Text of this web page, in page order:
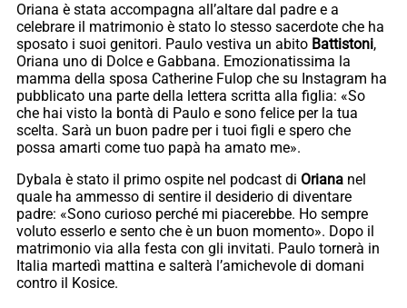
Oriana è stata accompagna all’altare dal padre e a
celebrare il matrimonio è stato lo stesso sacerdote che ha
sposato i suoi genitori. Paulo vestiva un abito Battistoni,
Oriana uno di Dolce e Gabbana. Emozionatissima la
mamma della sposa Catherine Fulop che su Instagram ha
pubblicato una parte della lettera scritta alla figlia: «So
che hai visto la bontà di Paulo e sono felice per la tua
scelta. Sarà un buon padre per i tuoi figli e spero che
possa amarti come tuo papà ha amato me».
Dybala è stato il primo ospite nel podcast di Oriana nel
quale ha ammesso di sentire il desiderio di diventare
padre: «Sono curioso perché mi piacerebbe. Ho sempre
voluto esserlo e sento che è un buon momento». Dopo il
matrimonio via alla festa con gli invitati. Paulo tornerà in
Italia martedì mattina e salterà l’amichevole di domani
contro il Kosice.